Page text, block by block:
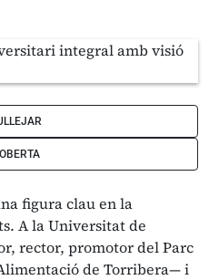
figura clau en la
A la Universitat de
rector, promotor del Parc
de Torribera— i